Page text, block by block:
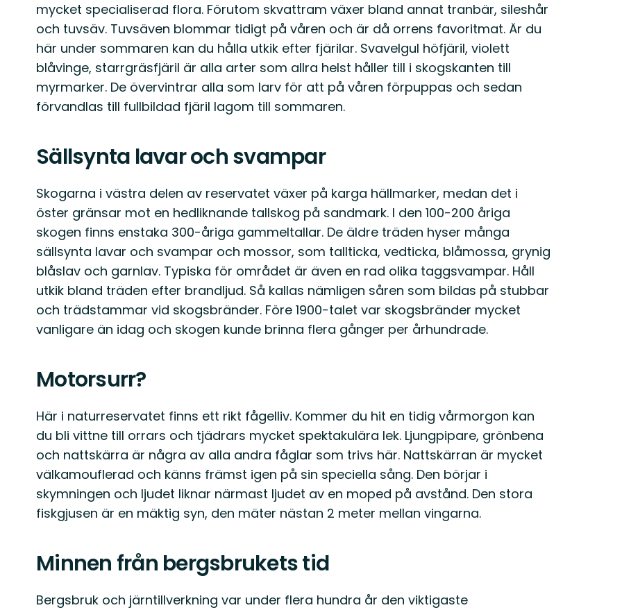
mycket specialiserad flora. Förutom skvattram växer bland annat tranbär, sileshår
och tuvsäv. Tuvsäven blommar tidigt på våren och är då orrens favoritmat. Är du
här under sommaren kan du hålla utkik efter fjärilar. Svavelgul höfjäril, violett
blåvinge, starrgräsfjäril är alla arter som allra helst håller till i skogskanten till
myrmarker. De övervintrar alla som larv för att på våren förpuppas och sedan
förvandlas till fullbildad fjäril lagom till sommaren.
Sällsynta lavar och svampar
Skogarna i västra delen av reservatet växer på karga hällmarker, medan det i
öster gränsar mot en hedliknande tallskog på sandmark. I den 100-200 åriga
skogen finns enstaka 300-åriga gammeltallar. De äldre träden hyser många
sällsynta lavar och svampar och mossor, som tallticka, vedticka, blåmossa, grynig
blåslav och garnlav. Typiska för området är även en rad olika taggsvampar. Håll
utkik bland träden efter brandljud. Så kallas nämligen såren som bildas på stubbar
och trädstammar vid skogsbränder. Före 1900-talet var skogsbränder mycket
vanligare än idag och skogen kunde brinna flera gånger per århundrade.
Motorsurr?
Här i naturreservatet finns ett rikt fågelliv. Kommer du hit en tidig vårmorgon kan
du bli vittne till orrars och tjädrars mycket spektakulära lek. Ljungpipare, grönbena
och nattskärra är några av alla andra fåglar som trivs här. Nattskärran är mycket
välkamouflerad och känns främst igen på sin speciella sång. Den börjar i
skymningen och ljudet liknar närmast ljudet av en moped på avstånd. Den stora
fiskgjusen är en mäktig syn, den mäter nästan 2 meter mellan vingarna.
Minnen från bergsbrukets tid
Bergsbruk och järntillverkning var under flera hundra år den viktigaste